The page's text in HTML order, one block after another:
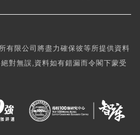
有限公司將盡力確保彼等所提供資料
對無誤,資料如有錯漏而令閣下蒙受